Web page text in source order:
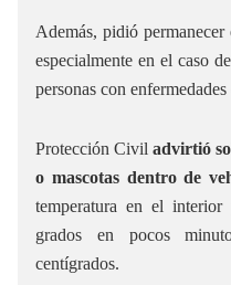
Además, pidió permanecer
especialmente en el caso
personas con
Protección Civiladvirtió
o mascotas dentro de
temperatura en el
grados en pocos
centígrados.